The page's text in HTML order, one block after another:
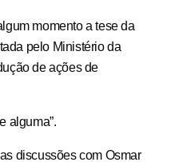
momento a tese da
pelo Ministério da
de ações de
alguma”.
discussões com Osmar